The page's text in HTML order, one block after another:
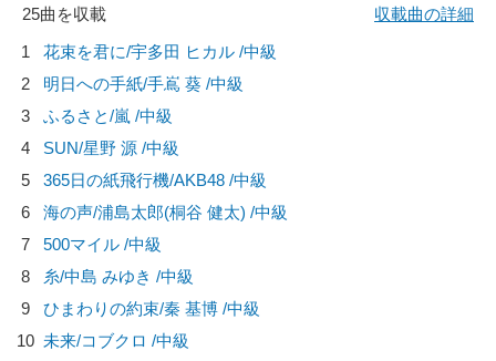
25曲を収載
収載曲の詳細
1
花束を君に/宇多田 ヒカル /中級
2
明日への手紙/手嶌 葵 /中級
3
ふるさと/嵐 /中級
4
SUN/星野 源 /中級
5
365日の紙飛行機/AKB48 /中級
6
海の声/浦島太郎(桐谷 健太) /中級
7
500マイル /中級
8
糸/中島 みゆき /中級
9
ひまわりの約束/秦 基博 /中級
10 未来/コブクロ /中級